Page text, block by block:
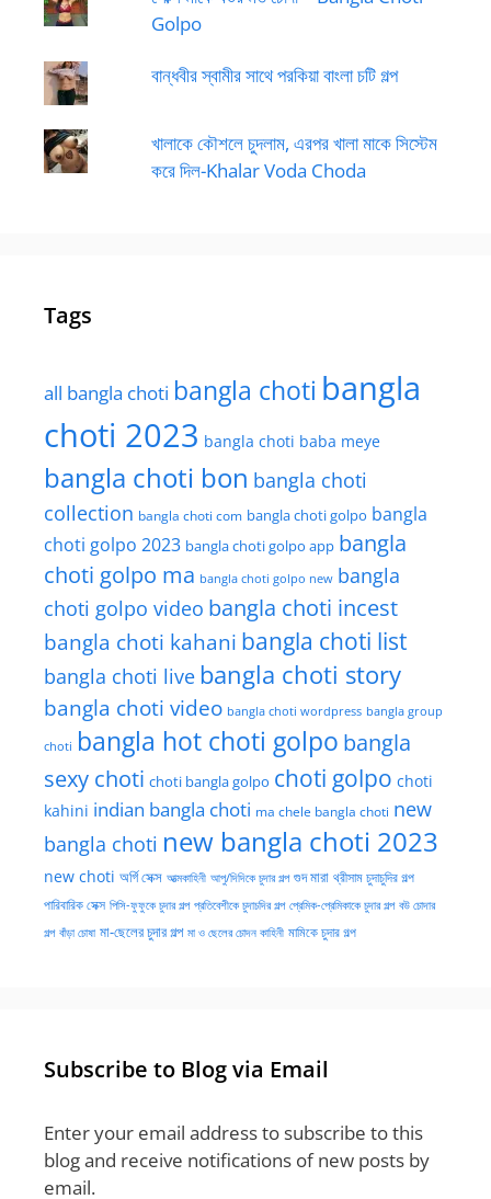
Golpo
বান্ধবীর স্বামীর সাথে পরকিয়া বাংলা চটি গল্প
খালাকে কৌশলে চুদলাম, এরপর খালা মাকে সিস্টেম
করে দিল-Khalar Voda Choda
Tags
all bangla choti bangla choti bangla
choti 2023 bangla choti baba meye
bangla choti bon bangla choti
collection bangla choti com bangla choti golpo bangla
choti golpo 2023 bangla choti golpo app bangla
choti golpo ma bangla choti golpo new bangla
choti golpo video bangla choti incest
bangla choti kahani bangla choti list
bangla choti live bangla choti story
bangla choti video bangla choti wordpress bangla group
choti bangla hot choti golpo bangla
sexy choti choti bangla golpo choti golpo choti
kahini indian bangla choti ma chele bangla choti new
bangla choti new bangla choti 2023
new choti অর্গি সেক্স আত্মকাহিনী আপু/দিদিকে চুদার গল্প গুদ মারা থ্রীসাম চুদাচুদির গল্প
পারিবারিক সেক্স পিসি-ফুফুকে চুদার গল্প প্রতিবেশীকে চুদাচদির গল্প প্রেমিক-প্রেমিকাকে চুদার গল্প বউ চোদার
গল্প বাঁড়া চোষা মা-ছেলের চুদার গল্প মা ও ছেলের চোদন কাহিনী মামিকে চুদার গল্প
Subscribe to Blog via Email
Enter your email address to subscribe to this
blog and receive notifications of new posts by
email.